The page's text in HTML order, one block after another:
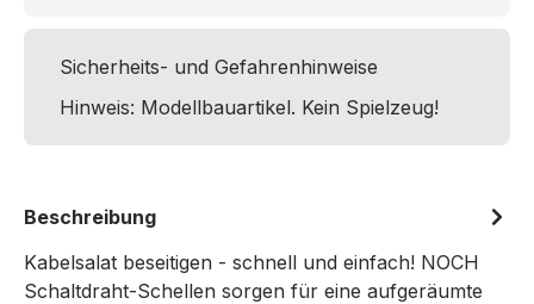
Sicherheits- und Gefahrenhinweise
Hinweis: Modellbauartikel. Kein Spielzeug!
Beschreibung
Kabelsalat beseitigen - schnell und einfach! NOCH
Schaltdraht-Schellen sorgen für eine aufgeräumte